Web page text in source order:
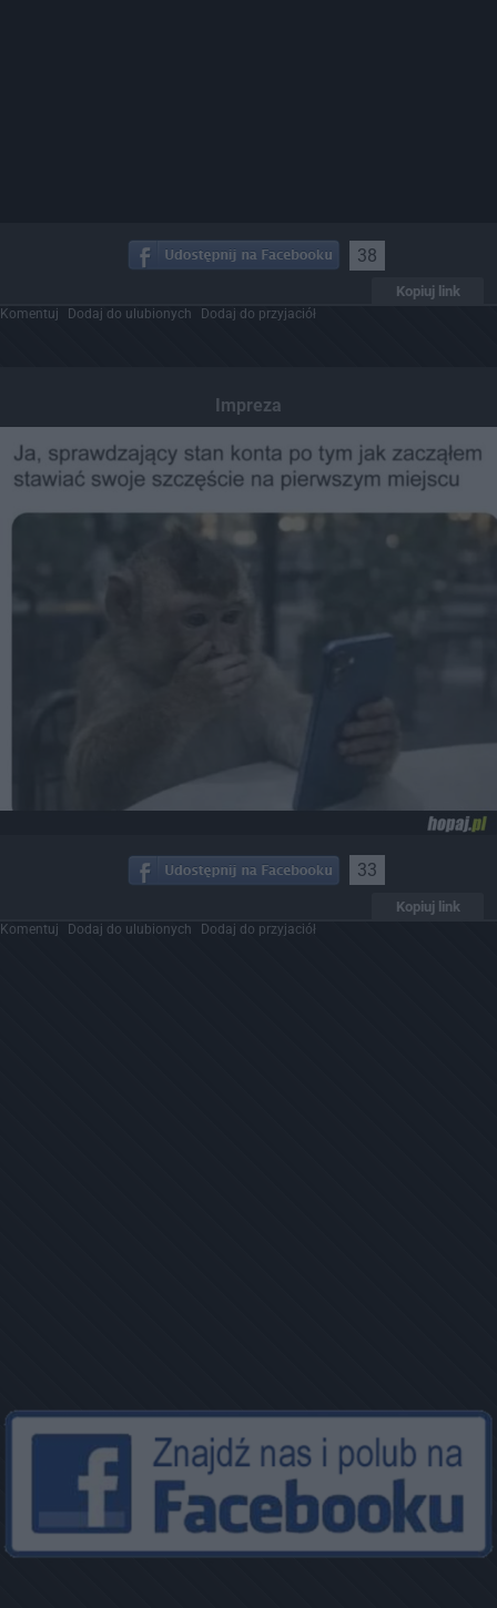
38
Kopiuj link
Komentuj Dodaj do ulubionych Dodaj do przyjaciół
Impreza
33
Kopiuj link
Komentuj Dodaj do ulubionych Dodaj do przyjaciół